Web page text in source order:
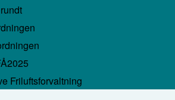
Friluftsforvaltning